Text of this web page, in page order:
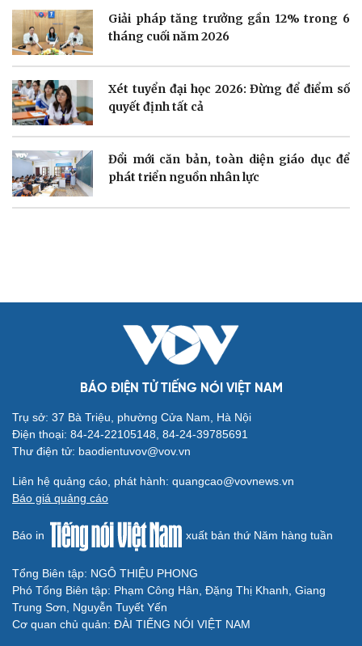
Doanh nhân
Vì cộng đồng
Trải nghiệm
Chuyển đổi số
Sức khỏe
Dinh dưỡng - món ngon
Cây thuốc
Sản phụ khoa
Nhi khoa
Đời sống
Nhà đẹp
Blog
Văn học
Âm nhạc
Di sản
Giải trí
Thời trang
Du lịch
Tư vấn
Săn Tour
check-in
Podcast
Câu chuyện thời sự
Cửa sổ tình yêu
Giải pháp tăng trưởng gần 12% trong 6
tháng cuối năm 2026
Xét tuyển đại học 2026: Đừng để điểm số
quyết định tất cả
Đổi mới căn bản, toàn diện giáo dục để
phát triển nguồn nhân lực
BÁO ĐIỆN TỬ TIẾNG NÓI VIỆT NAM
Trụ sở: 37 Bà Triệu, phường Cửa Nam, Hà Nội
Điện thoại: 84-24-22105148, 84-24-39785691
Thư điện tử: baodientuvov@vov.vn
Liên hệ quảng cáo, phát hành: quangcao@vovnews.vn
Báo giá quảng cáo
Báo in xuất bản thứ Năm hàng tuần
Tổng Biên tập: NGÔ THIỆU PHONG
Phó Tổng Biên tập: Phạm Công Hân, Đặng Thị Khanh, Giang
Trung Sơn, Nguyễn Tuyết Yến
Cơ quan chủ quản: ĐÀI TIẾNG NÓI VIỆT NAM